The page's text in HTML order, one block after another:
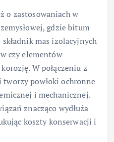
o zastosowaniach w
gdzie bitum
mas izolacyjnych
czy elementów
W połączeniu z
powłoki ochronne
i mechanicznej.
znacząco wydłuża
koszty konserwacji i